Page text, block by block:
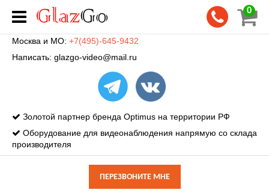
0
Москва и МО: +7(495)-645-9432
Написать: glazgo-video@mail.ru
Золотой партнер бренда Optimus на территории РФ
Оборудование для видеонаблюдения напрямую со склада
производителя
ПЕРЕЗВОНИТЕ МНЕ